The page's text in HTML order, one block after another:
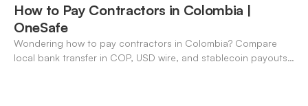
How to Pay Contractors in Colombia |
OneSafe
Wondering how to pay contractors in Colombia? Compare
local bank transfer in COP, USD wire, and stablecoin payouts.